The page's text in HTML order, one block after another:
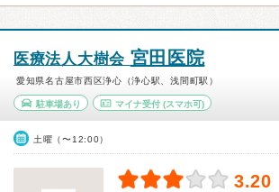
医療法人大樹会 宮田医院
愛知県名古屋市西区浄心（浄心駅、浅間町駅）
駐車場あり マイナ受付(スマホ可)
土曜（〜12:00）
3.20